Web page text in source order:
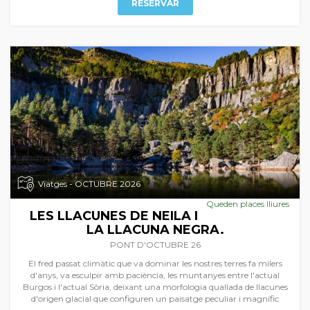
RESERVAR
Viatges - OCTUBRE 2026
Queden places lliures
LES LLACUNES DE NEILA I
LA LLACUNA NEGRA.
PONT D'OCTUBRE 26
El fred passat climàtic que va dominar les nostres terres fa milers
d'anys, va esculpir amb paciència, les muntanyes entre l'actual
Burgos i l'actual Sòria, deixant una morfologia quallada de llacunes
d'origen glacial que configuren un paisatge peculiar i magnífic